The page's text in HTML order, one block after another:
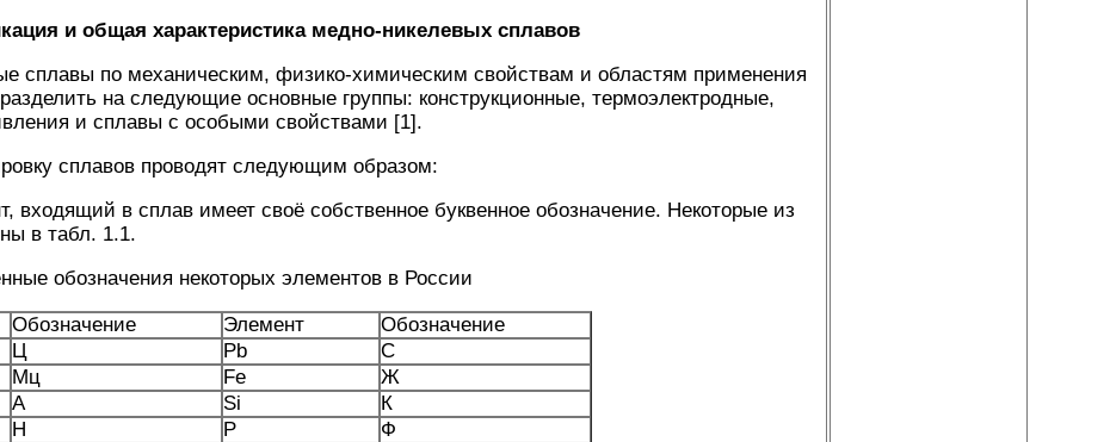
и общая характеристика медно-никелевых сплавов
сплавы по механическим, физико-химическим свойствам и областям применения
на следующие основные группы: конструкционные, термоэлектродные,
и сплавы с особыми свойствами [1].
сплавов проводят следующим образом:
входящий в сплав имеет своё собственное буквенное обозначение. Некоторые из
в табл. 1.1.
обозначения некоторых элементов в России
Обозначение Элемент
Обозначение
Ц Pb
С
Мц Fe
Ж
А Si
К
Н P
Ф